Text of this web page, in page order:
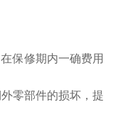
保修期内一确费用
零部件的损坏，提